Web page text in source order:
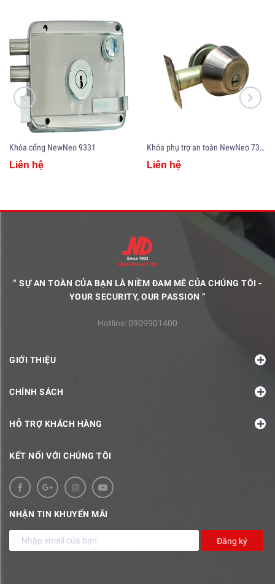
Khóa cổng NewNeo 9331
Liên hệ
Khóa phụ trợ an toàn NewNeo 7312/2C
Liên hệ
“ SỰ AN TOÀN CỦA BẠN LÀ NIỀM ĐAM MÊ CỦA CHÚNG TÔI -
YOUR SECURITY, OUR PASSION ”
Hotline: 0909901400
GIỚI THIỆU
CHÍNH SÁCH
HỖ TRỢ KHÁCH HÀNG
KẾT NỐI VỚI CHÚNG TÔI
NHẬN TIN KHUYẾN MÃI
Đăng ký